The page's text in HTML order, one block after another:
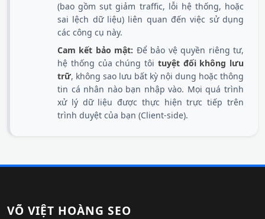
(bao gồm sụt giảm traffic, lỗi hệ thống, hoặc
sai lệch dữ liệu) liên quan đến việc sử dụng
các công cụ này.
Cam kết bảo mật: Để bảo vệ quyền riêng tư,
hệ thống của chúng tôi tuyệt đối không lưu
trữ, không sao lưu bất kỳ nội dung hoặc thông
tin cá nhân nào bạn nhập vào. Mọi quá trình
xử lý dữ liệu được thực hiện trực tiếp trên
trình duyệt của bạn (Client-side).
VÕ VIỆT HOÀNG SEO